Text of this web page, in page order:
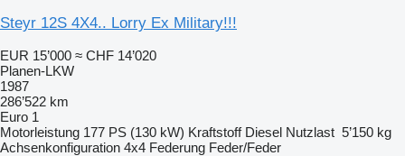
Steyr 12S 4X4.. Lorry Ex Military!!!
EUR 15’000 ≈ CHF 14’020
Planen-LKW
1987
286’522 km
Euro 1
Motorleistung 177 PS (130 kW) Kraftstoff Diesel Nutzlast 5’150 kg
Achsenkonfiguration 4x4 Federung Feder/Feder